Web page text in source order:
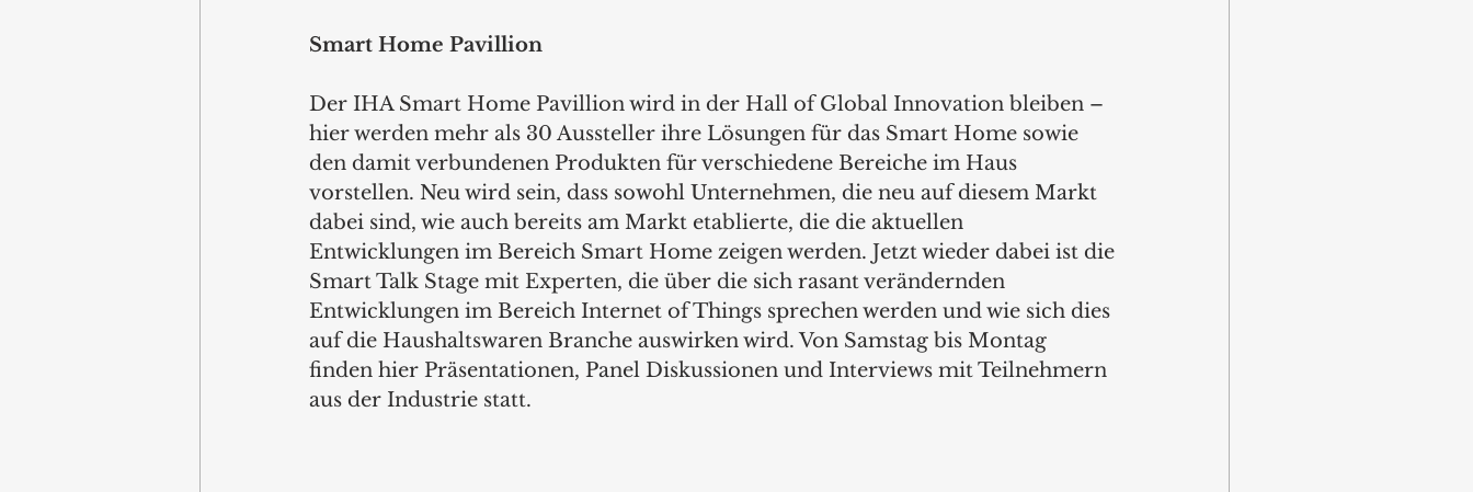
Smart Home Pavillion
Der IHA Smart Home Pavillion wird in der Hall of Global Innovation bleiben –
hier werden mehr als 30 Aussteller ihre Lösungen für das Smart Home sowie
den damit verbundenen Produkten für verschiedene Bereiche im Haus
vorstellen. Neu wird sein, dass sowohl Unternehmen, die neu auf diesem Markt
dabei sind, wie auch bereits am Markt etablierte, die die aktuellen
Entwicklungen im Bereich Smart Home zeigen werden. Jetzt wieder dabei ist die
Smart Talk Stage mit Experten, die über die sich rasant verändernden
Entwicklungen im Bereich Internet of Things sprechen werden und wie sich dies
auf die Haushaltswaren Branche auswirken wird. Von Samstag bis Montag
finden hier Präsentationen, Panel Diskussionen und Interviews mit Teilnehmern
aus der Industrie statt.